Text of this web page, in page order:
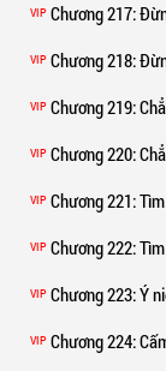
VIP Chương 217:
VIP Chương 218:
VIP Chương 219:
VIP Chương 220:
VIP Chương 221:
VIP Chương 222:
VIP Chương 223: Ý
VIP Chương 224: